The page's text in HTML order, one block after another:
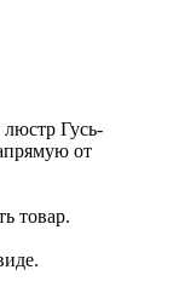
Гусь-
от
товар.